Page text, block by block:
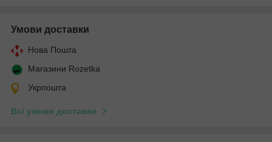
Умови доставки
Нова Пошта
Магазини Rozetka
Укрпошта
Всі умови доставки